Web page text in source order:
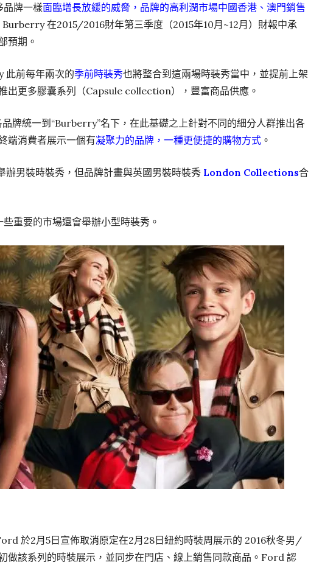
牌一樣面臨增長放緩的威脅，品牌的高利潤市場中國香港、澳門銷售
Burberry 在2015/2016財年第三季度（2015年10月~12月）財報中承
預期。
此前每年兩次的季前時裝秀也將整合到這兩場時裝秀當中，並提前上架
出更多膠囊系列（Capsule collection），豐富商品供應。
牌統一到“Burberry”名下，在此基礎之上針對不同的細分人群推出各
端消費者展示一個有凝聚力的品牌，一種更便捷的購物方式 。
男裝時裝秀，但品牌計畫與英國男裝時裝秀 London Collections合
重要的市場還會舉辦小型時裝秀。
於2月5日宣佈取消原定在2月28日紐約時裝周展示的 2016秋冬男/
做該系列的時裝展示，並同步在門店、線上銷售同款商品。Ford 認